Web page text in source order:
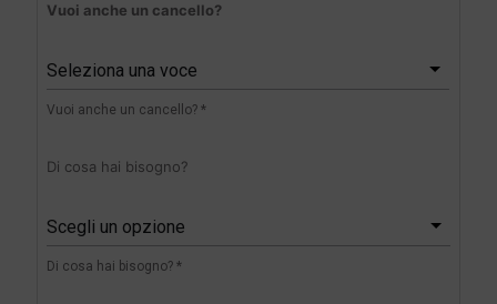
Vuoi anche un cancello?
Seleziona una voce
Vuoi anche un cancello? *
Di cosa hai bisogno?
Scegli un opzione
Di cosa hai bisogno? *